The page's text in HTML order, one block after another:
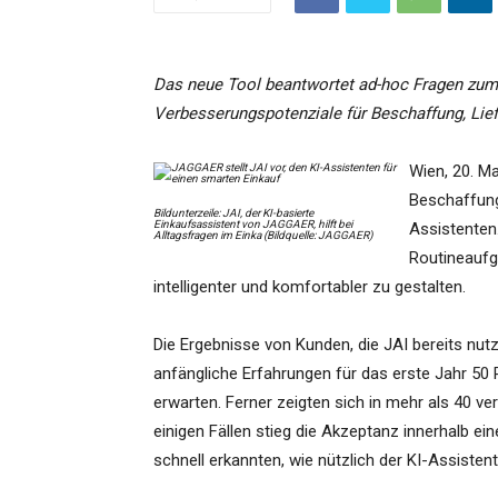
Das neue Tool beantwortet ad-hoc Fragen
Verbesserungspotenziale für Beschaffung,
Bildunterzeile: JAI, der KI-basierte
Einkaufsassistent von JAGGAER, hilft bei
Alltagsfragen im Einka (Bildquelle: JAGGAER)
Wien, 20.
intelligenter und komfortabler zu gestalten.
Die Ergebnisse von Kunden, die JAI bereits
anfängliche Erfahrungen für das erste Jahr
erwarten. Ferner zeigten sich in mehr als 40
einigen Fällen stieg die Akzeptanz innerhalb
schnell erkannten, wie nützlich der KI-